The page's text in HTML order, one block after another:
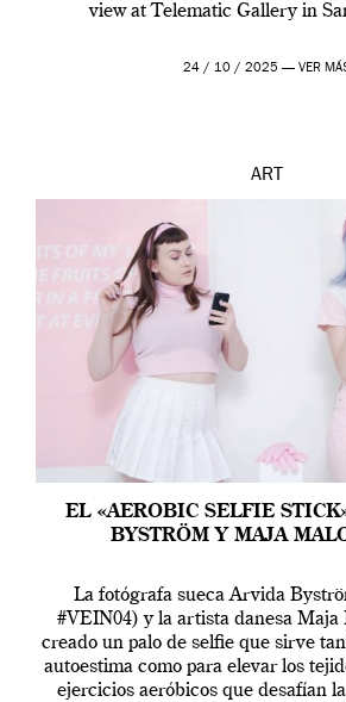
view at Telematic Gallery in
24 / 10 / 2025 — VER
ART
EL «AEROBIC SELFIE
BYSTRÖM Y MAJA
La fotógrafa sueca Arvida
#VEIN04) y la artista danesa Maja
creado un palo de selfie que sirve
autoestima como para elevar los
ejercicios aeróbicos que desafían